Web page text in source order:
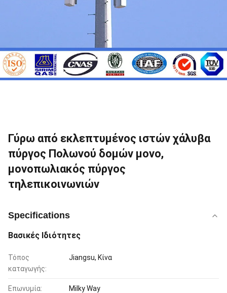
Γύρω από εκλεπτυμένος ιστών χάλυβα
πύργος Πολωνού δομών μονο,
μονοπωλιακός πύργος
τηλεπικοινωνιών
Specifications
Βασικές Ιδιότητες
Τόπος
καταγωγής:
Jiangsu, Κίνα
Επωνυμία: Milky Way